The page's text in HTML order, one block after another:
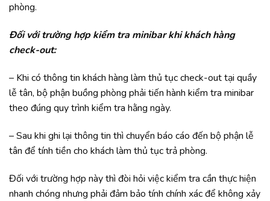
phòng.
Đối với trường hợp kiểm tra minibar khi khách hàng
check-out:
– Khi có thông tin khách hàng làm thủ tục check-out tại quầy
lễ tân, bộ phận buồng phòng phải tiến hành kiểm tra minibar
theo đúng quy trình kiểm tra hằng ngày.
– Sau khi ghi lại thông tin thì chuyển báo cáo đến bộ phận lễ
tân để tính tiền cho khách làm thủ tục trả phòng.
Đối với trường hợp này thì đòi hỏi việc kiểm tra cần thực hiện
nhanh chóng nhưng phải đảm bảo tính chính xác để không xảy